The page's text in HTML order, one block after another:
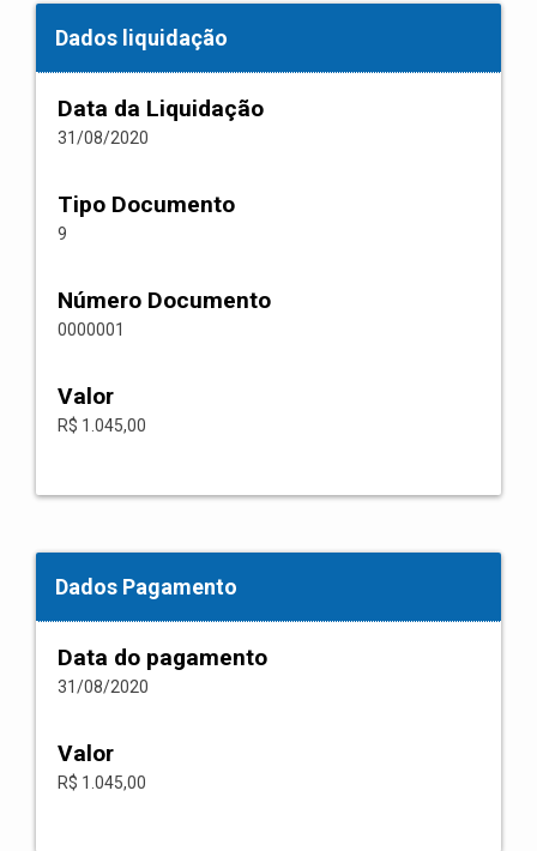
Dados liquidação
Data da Liquidação
31/08/2020
Tipo Documento
9
Número Documento
0000001
Valor
R$ 1.045,00
Dados Pagamento
Data do pagamento
31/08/2020
Valor
R$ 1.045,00